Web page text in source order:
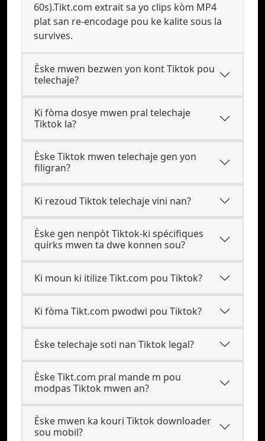
60s).Tikt.com extrait sa yo clips kòm MP4
plat san re-encodage pou ke kalite sous la
survives.
Èske mwen bezwen yon kont Tiktok pou
telechaje?
Ki fòma dosye mwen pral telechaje
Tiktok la?
Èske Tiktok mwen telechaje gen yon
filigran?
Ki rezoud Tiktok telechaje vini nan?
Èske gen nenpòt Tiktok-ki spécifiques
quirks mwen ta dwe konnen sou?
Ki moun ki itilize Tikt.com pou Tiktok?
Ki fòma Tikt.com pwodwi pou Tiktok?
Èske telechaje soti nan Tiktok legal?
Èske Tikt.com pral mande m pou
modpas Tiktok mwen an?
Èske mwen ka kouri Tiktok downloader
sou mobil?